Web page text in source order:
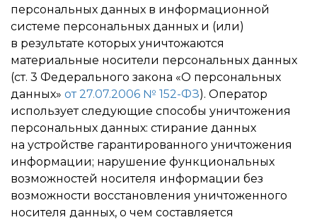
персональных данных в информационной
системе персональных данных и (или)
в результате которых уничтожаются
материальные носители персональных данных
(ст. 3 Федерального закона «О персональных
данных» от 27.07.2006 № 152-ФЗ). Оператор
использует следующие способы уничтожения
персональных данных: стирание данных
на устройстве гарантированного уничтожения
информации; нарушение функциональных
возможностей носителя информации без
возможности восстановления уничтоженного
носителя данных, о чем составляется